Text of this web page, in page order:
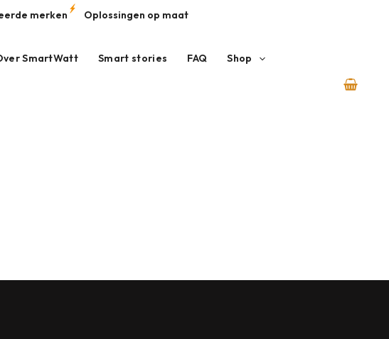
merken Oplossingen op maat
SmartWatt Smart stories FAQ Shop